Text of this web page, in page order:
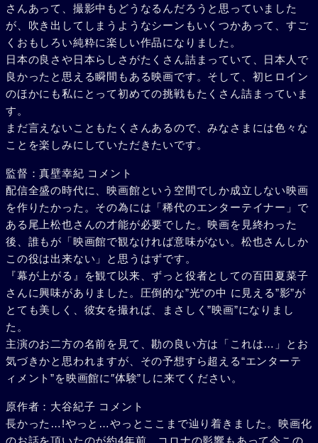
さんあって、撮影中もどうなるんだろうと思っていました
が、吹き出してしまうようなシーンもいくつかあって、すご
くおもしろい純粋に楽しい作品になりました。
日本の良さや日本らしさがたくさん詰まっていて、日本人で
良かったと思える瞬間もある映画です。そして、初ヒロイン
のほかにも私にとって初めての挑戦もたくさん詰まっていま
す。
まだ言えないこともたくさんあるので、みなさまには色々な
ことを楽しみにしていただきたいです。
監督：真壁幸紀 コメント
配信全盛の時代に、映画館という空間でしか成立しない映画
を作りたかった。その為には「稀代のエンターテイナー」で
ある尾上松也さんの才能が必要でした。映画を見終わった
後、誰もが「映画館で観なければ意味がない。松也さんしか
この役は出来ない」と思うはずです。
『幕が上がる』を観て以来、ずっと役者としての百田夏菜子
さんに興味がありました。圧倒的な”光“の中 に見える”影”が
とても美しく、彼女を撮れば、まさしく”映画”になりまし
た。
主演のお二方の名前を見て、勘の良い方は「これは…」とお
気づきかと思われますが、その予想すら超える“エンターテ
ィメント”を映画館に″体験”しに来てください。
原作者：大谷紀子 コメント
長かった…!やっと…やっとここまで辿り着きました。映画化
のお話を頂いたのが約4年前。コロナの影響もあって今この